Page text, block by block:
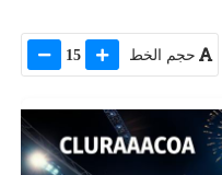
حجم الخط 15